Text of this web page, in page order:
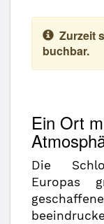
Zurzeit
buchbar.
Ein Ort
Die
Europas